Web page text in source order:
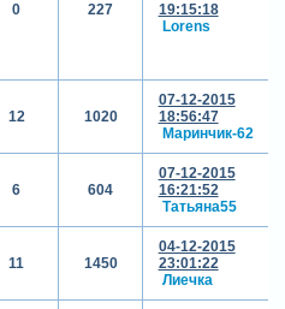
0 227
19:15:18
Lorens
12 1020
07-12-2015
18:56:47
Маринчик-62
6 604
07-12-2015
16:21:52
Татьяна55
11 1450
04-12-2015
23:01:22
Лиечка